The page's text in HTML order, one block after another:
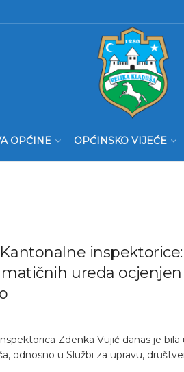
OPĆINE OPĆINSKO VIJEĆE
inspektorice:
matičnih ureda
Zdenka Vujić danas je
odnosno u Službi za upravu,